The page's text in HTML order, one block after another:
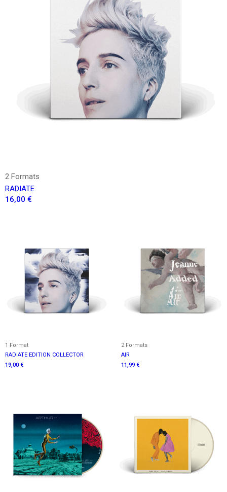
2 Formats
RADIATE
16,00 €
1 Format
RADIATE EDITION COLLECTOR
19,00 €
2 Formats
AIR
11,99 €